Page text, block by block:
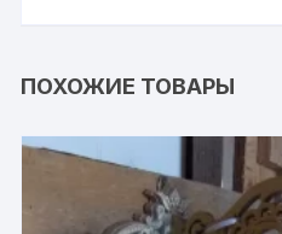
ПОХОЖИЕ ТОВАРЫ